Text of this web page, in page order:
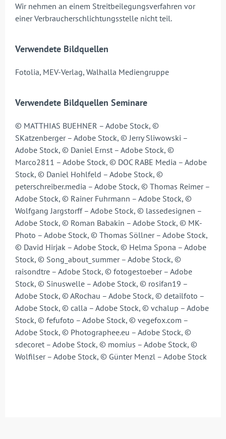
Wir nehmen an einem Streitbeilegungsverfahren vor
einer Verbraucherschlichtungsstelle nicht teil.
Verwendete Bildquellen
Fotolia, MEV-Verlag, Walhalla Mediengruppe
Verwendete Bildquellen Seminare
© MATTHIAS BUEHNER – Adobe Stock, ©
SKatzenberger – Adobe Stock, © Jerry Sliwowski –
Adobe Stock, © Daniel Ernst – Adobe Stock, ©
Marco2811 – Adobe Stock, © DOC RABE Media – Adobe
Stock, © Daniel Hohlfeld – Adobe Stock, ©
peterschreiber.media – Adobe Stock, © Thomas Reimer –
Adobe Stock, © Rainer Fuhrmann – Adobe Stock, ©
Wolfgang Jargstorff – Adobe Stock, © lassedesignen –
Adobe Stock, © Roman Babakin – Adobe Stock, © MK-
Photo – Adobe Stock, © Thomas Söllner – Adobe Stock,
© David Hirjak – Adobe Stock, © Helma Spona – Adobe
Stock, © Song_about_summer – Adobe Stock, ©
raisondtre – Adobe Stock, © fotogestoeber – Adobe
Stock, © Sinuswelle – Adobe Stock, © rosifan19 –
Adobe Stock, © ARochau – Adobe Stock, © detailfoto –
Adobe Stock, © calla – Adobe Stock, © vchalup – Adobe
Stock, © fefufoto – Adobe Stock, © vegefox.com –
Adobe Stock, © Photographee.eu – Adobe Stock, ©
sdecoret – Adobe Stock, © momius – Adobe Stock, ©
Wolfilser – Adobe Stock, © Günter Menzl – Adobe Stock